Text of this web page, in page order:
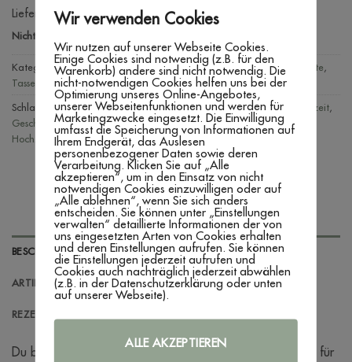
Lieferzeit:3 - 7 Werktage
Nicht vorrätig
Kategorien:Braut und Bräutigam,Geschenkideen,Hochzeit, Produkte,
Tassen & Gläser,Zur Hochzeit
Schlagwörter:Geschenk Braut,Geschenk Brautpaar,Geschenk Hochzeit,
Geschenk JGA,Glas JGA,Glas mit Name,Glasgravur,Weinglas
Hochzeit
,Weinglas JGA,Weinglas Trauzeugin
BESCHREIBUNG
ARTIKELINFORMATIONEN
REZENSIONEN (0)
Du bist auf der Suche nach einem persönlichen Geschenk für
Wir verwenden Cookies
Wir nutzen auf unserer Webseite Cookies.
Einige Cookies sind notwendig (z.B. für den
Warenkorb) andere sind nicht notwendig. Die
nicht-notwendigen Cookies helfen uns bei der
Optimierung unseres Online-Angebotes,
unserer Webseitenfunktionen und werden für
Marketingzwecke eingesetzt. Die Einwilligung
umfasst die Speicherung von Informationen auf
Ihrem Endgerät, das Auslesen
personenbezogener Daten sowie deren
Verarbeitung. Klicken Sie auf „Alle
akzeptieren“, um in den Einsatz von nicht
notwendigen Cookies einzuwilligen oder auf
„Alle ablehnen“, wenn Sie sich anders
entscheiden. Sie können unter „Einstellungen
verwalten“ detaillierte Informationen der von
uns eingesetzten Arten von Cookies erhalten
und deren Einstellungen aufrufen. Sie können
die Einstellungen jederzeit aufrufen und
Cookies auch nachträglich jederzeit abwählen
(z.B. in der Datenschutzerklärung oder unten
auf unserer Webseite).
ALLE AKZEPTIEREN